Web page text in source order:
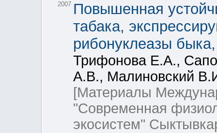
2007 Повышенная
табака,
рибонуклеазы
Трифонова Е.А.,
А.В., Малиновский
[Материалы
"Современная
экосистем"